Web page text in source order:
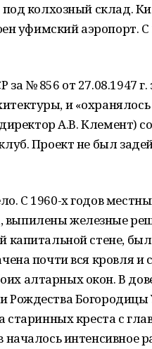
колхозный склад.
уфимский аэропорт. С
№ 856 от 27.08.1947 г.
и «охранялось
А.В. Клемент)
Проект не был
С 1960-х годов
выпилены железные
капитальной стене,
почти вся кровля и
алтарных окон. В
Рождества
старинных креста с
интенсивное